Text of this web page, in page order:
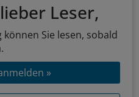
Leser,
Sie lesen, sobald
»